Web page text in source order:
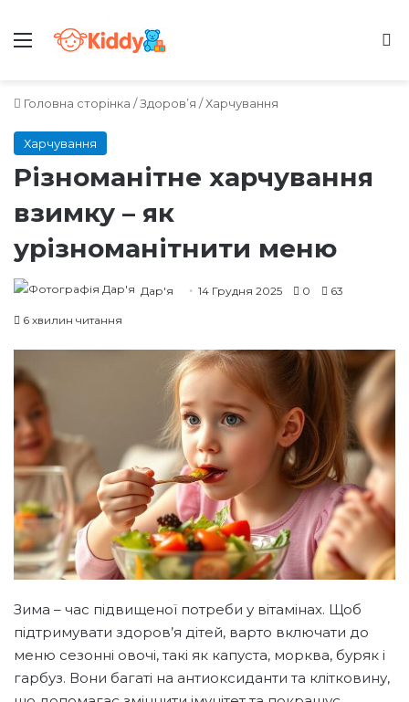
Меню
Головна сторінка /Здоров’я /Харчування
Харчування
Різноманітне харчування
взимку – як
урізноманітнити меню
Дар'я 14 Грудня 2025 0 63
6 хвилин читання
Зима – час підвищеної потреби у вітамінах. Щоб
підтримувати здоров’я дітей, варто включати до
меню сезонні овочі, такі як капуста, морква, буряк і
гарбуз. Вони багаті на антиоксиданти та клітковину,